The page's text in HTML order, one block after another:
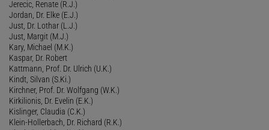
Jerecic, Renate (R.J.)
Jordan, Dr. Elke (E.J.)
Just, Dr. Lothar (L.J.)
Just, Margit (M.J.)
Kary, Michael (M.K.)
Kaspar, Dr. Robert
Kattmann, Prof. Dr. Ulrich (U.K.)
Kindt, Silvan (S.Ki.)
Kirchner, Prof. Dr. Wolfgang (W.K.)
Kirkilionis, Dr. Evelin (E.K.)
Kislinger, Claudia (C.K.)
Klein-Hollerbach, Dr. Richard (R.K.)